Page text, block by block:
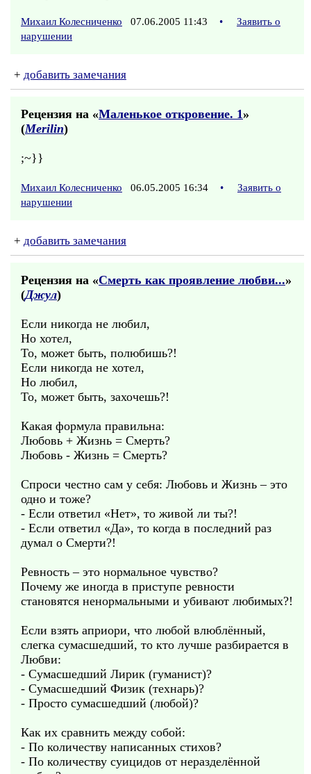
Михаил Колесниченко 07.06.2005 11:43 •
Заявить о
нарушении
+ добавить замечания
Рецензия на «Маленькое откровение. 1»
(Merilin)
;~}}
Михаил Колесниченко 06.05.2005 16:34 •
Заявить о
нарушении
+ добавить замечания
Рецензия на «Смерть как проявление любви...»
(Джул)
Если никогда не любил,
Но хотел,
То, может быть, полюбишь?!
Если никогда не хотел,
Но любил,
То, может быть, захочешь?!
Какая формула правильна:
Любовь + Жизнь = Смерть?
Любовь - Жизнь = Смерть?
Спроси честно сам у себя: Любовь и Жизнь – это
одно и тоже?
- Если ответил «Нет», то живой ли ты?!
- Если ответил «Да», то когда в последний раз
думал о Смерти?!
Ревность – это нормальное чувство?
Почему же иногда в приступе ревности
становятся ненормальными и убивают любимых?!
Если взять априори, что любой влюблённый,
слегка сумасшедший, то кто лучше разбирается в
Любви:
- Сумасшедший Лирик (гуманист)?
- Сумасшедший Физик (технарь)?
- Просто сумасшедший (любой)?
Как их сравнить между собой:
- По количеству написанных стихов?
- По количеству суицидов от неразделённой